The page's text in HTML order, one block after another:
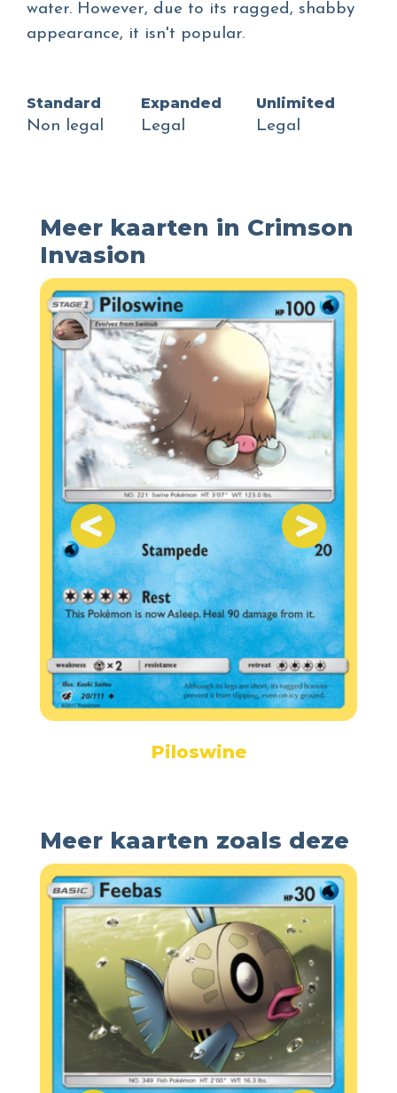
water. However, due to its ragged, shabby
appearance, it isn't popular.
Standard
Non legal
Expanded
Legal
Unlimited
Legal
Meer kaarten in Crimson
Invasion
Piloswine
Meer kaarten zoals deze